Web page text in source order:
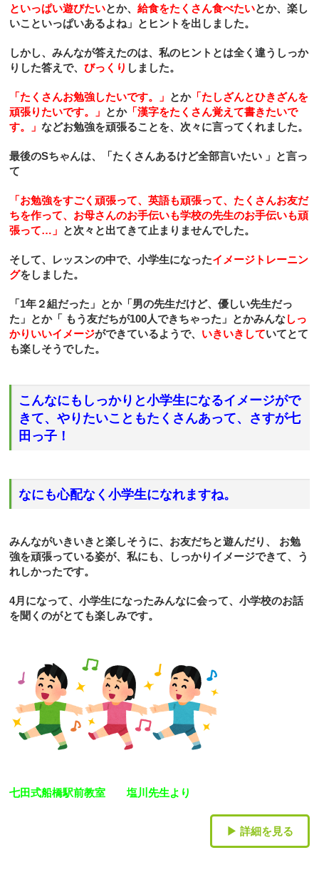
といっぱい遊びたいとか、給食をたくさん食べたいとか、楽し
いこといっぱいあるよね」とヒントを出しました。
しかし、みんなが答えたのは、私のヒントとは全く違うしっか
りした答えで、びっくり しました。
「たくさんお勉強したいです。」 とか「たしざんとひきざんを
頑張りたいです。」 とか「漢字をたくさん覚えて書きたいで
す。」などお勉強を頑張ることを、次々に言ってくれました。
最後のSちゃんは、「たくさんあるけど全部言いたい 」と言っ
て
「お勉強をすごく頑張って、英語も頑張って、たくさんお友だ
ちを作って、お母さんのお手伝いも学校の先生のお手伝いも頑
張って… 」 と次々と出てきて止まりませんでした。
そして、レッスンの中で、小学生になったイメージトレーニン
グをしました。
「1年２組だった」とか「男の先生だけど、優しい先生だっ
た」とか「 もう友だちが100人できちゃった」とかみんなしっ
かりいいイメージができているようで、 いきいきしていてとて
も楽しそうでした。
こんなにもしっかりと小学生になるイメージがで
きて、やりたいこともたくさんあって、さすが七
田っ子！
なにも心配なく小学生になれますね。
みんながいきいきと楽しそうに、お友だちと遊んだり、
お勉
強を頑張っている姿が、私にも、しっかりイメージできて、う
れしかったです。
4月になって、小学生になったみんなに会って、小学校のお話
を聞くのがとても楽しみです。
七田式船橋駅前教室 塩川先生より
▶ 詳細を見る